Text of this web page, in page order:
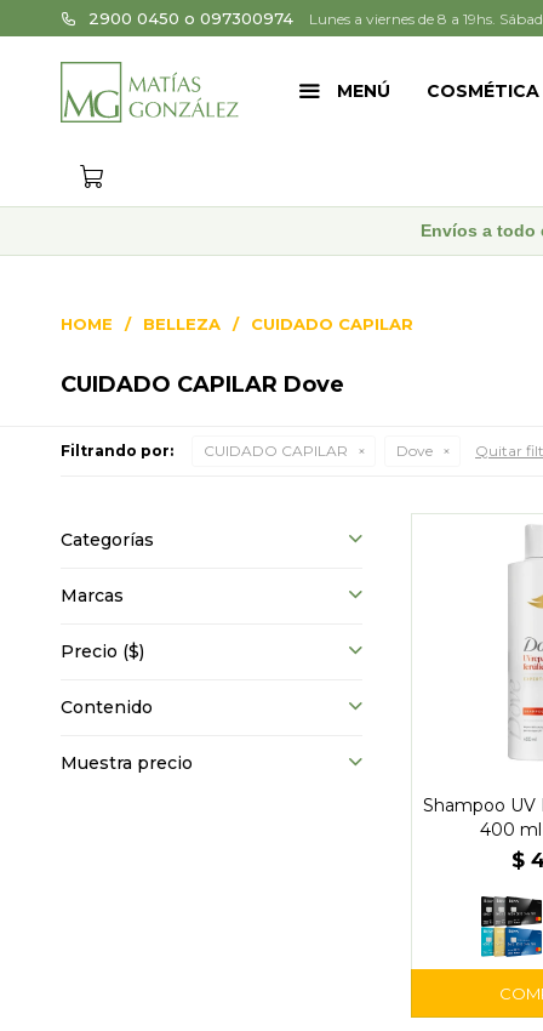
MENÚ
2900 0450 o 097300974 Lunes a viernes de 8 a 19hs.
Envíos a todo
HOME BELLEZA CUIDADO CAPILAR
CUIDADO CAPILAR Dove
Filtrando por: CUIDADO CAPILAR Dove Quitar
Shampoo UV
400
$
Categorías
Marcas
Precio ($)
Contenido
Muestra precio